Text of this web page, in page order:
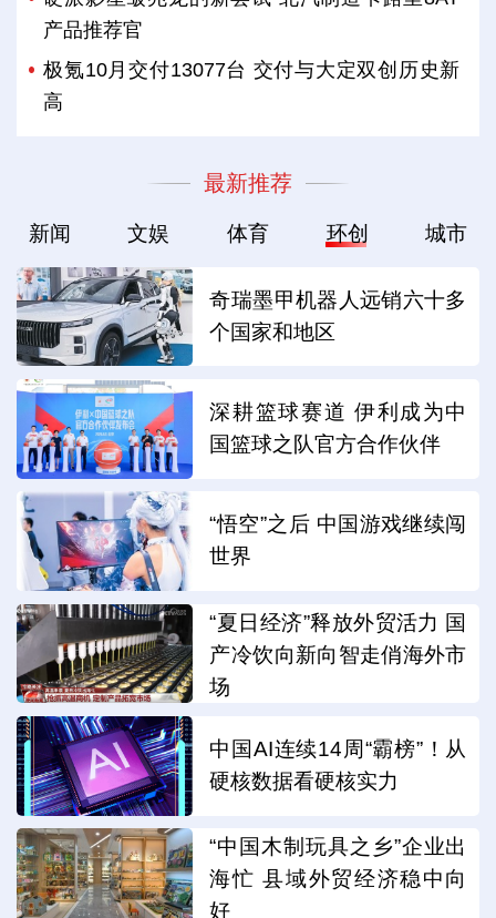
产品推荐官
极氪10月交付13077台 交付与大定双创历史新
高
最新推荐
新闻 文娱 体育 环创 城市
奇瑞墨甲机器人远销六十多
个国家和地区
深耕篮球赛道 伊利成为中
国篮球之队官方合作伙伴
“悟空”之后 中国游戏继续闯
世界
“夏日经济”释放外贸活力 国
产冷饮向新向智走俏海外市
场
中国AI连续14周“霸榜”！从
硬核数据看硬核实力
“中国木制玩具之乡”企业出
海忙 县域外贸经济稳中向
好